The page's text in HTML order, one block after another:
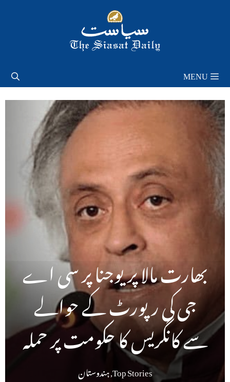
MENU
بھارت مالا پریوجنا پر سی اے
جی کی رپورٹ کے حوالے
سے کانگریس کا حکومت پر حملہ
Top Stories
,ہندوستان